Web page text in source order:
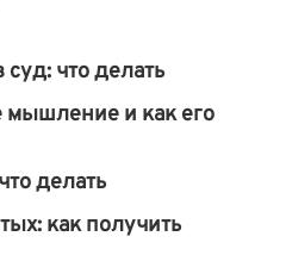
что делать
мышление и как его
делать
как получить